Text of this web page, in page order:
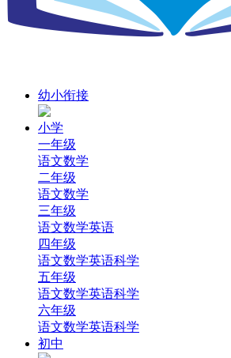
幼小衔接
小学
一年级
语文数学
二年级
语文数学
三年级
语文数学英语
四年级
语文数学英语科学
五年级
语文数学英语科学
六年级
语文数学英语科学
初中